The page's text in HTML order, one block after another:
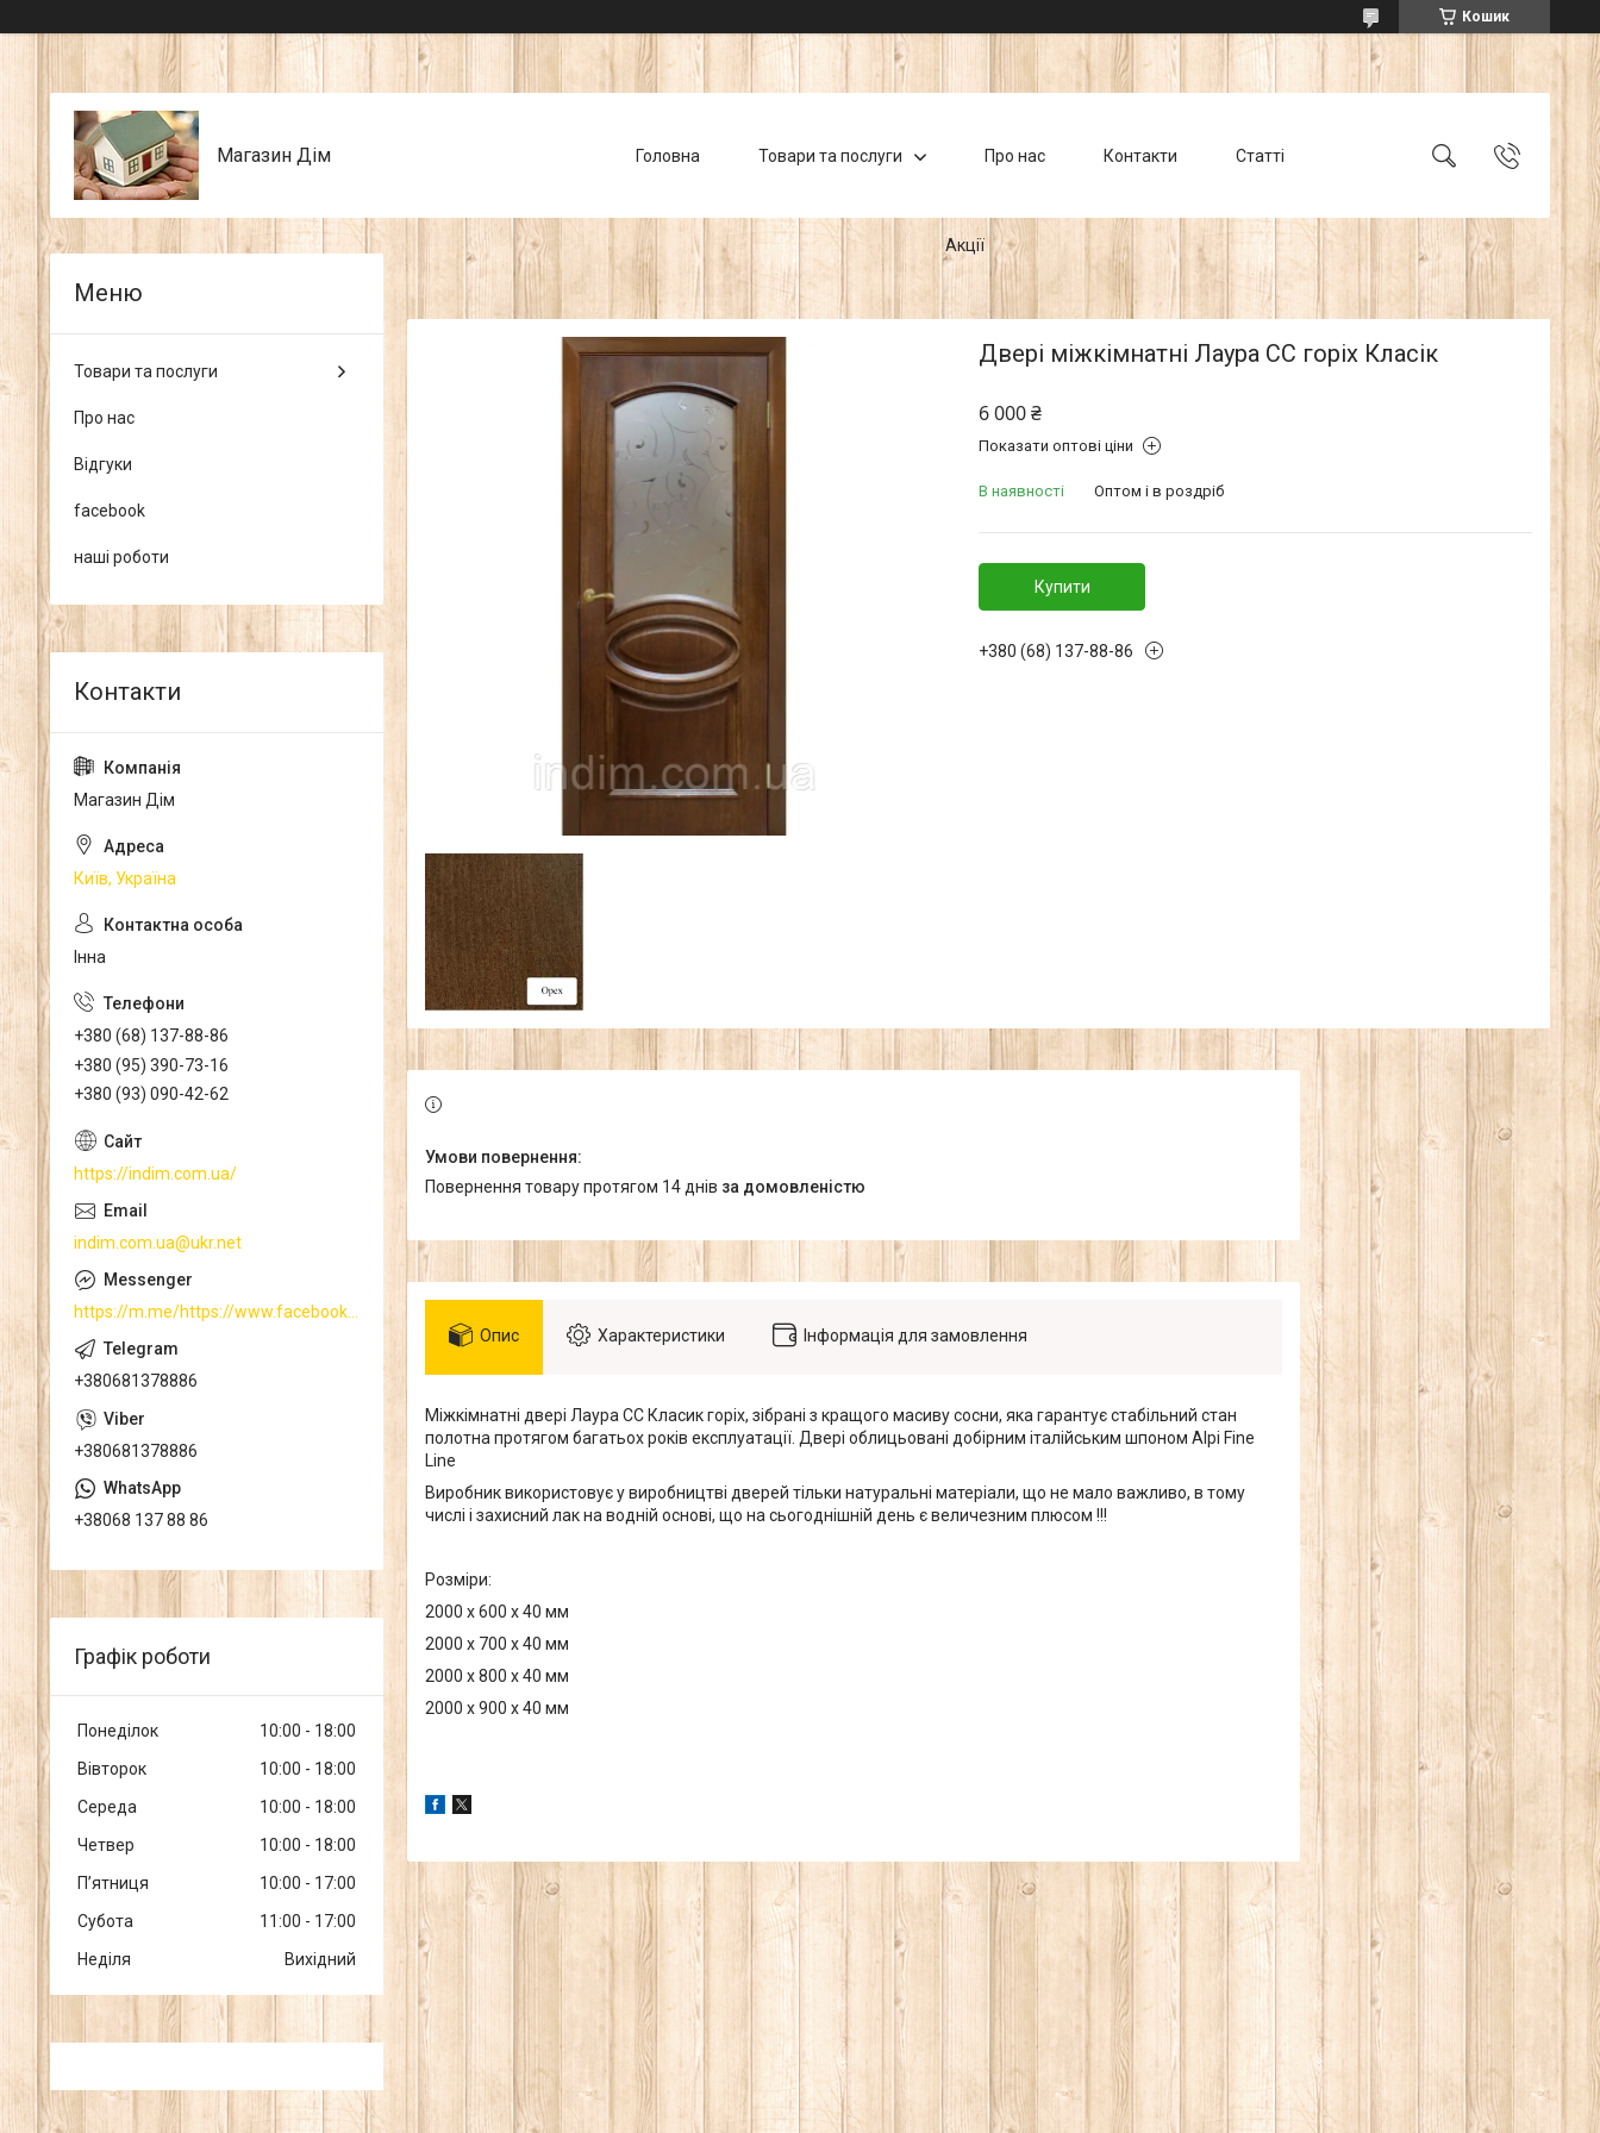
Кошик
Магазин Дім Головна Товари та послуги Про нас Контакти Статті
Акції
Двері міжкімнатні Лаура СС горіх Класік
6 000 ₴
Показати оптові ціни
В наявності Оптом і в роздріб
Купити
+380 (68) 137-88-86
повернення товару протягом 14 днів за домовленістю
Опис Характеристики Інформація для замовлення
Міжкімнатні двері Лаура СС Класик горіх, зібрані з кращого масиву сосни, яка гарантує стабільний стан
полотна протягом багатьох років експлуатації. Двері облицьовані добірним італійським шпоном Alpi Fine
Line
Виробник використовує у виробництві дверей тільки натуральні матеріали, що не мало важливо, в тому
числі і захисний лак на водній основі, що на сьогоднішній день є величезним плюсом !!!
Розміри:
2000 x 600 x 40 мм
2000 x 700 x 40 мм
2000 x 800 x 40 мм
2000 x 900 x 40 мм
Товари та послуги
Про нас
Відгуки
facebook
наші роботи
Магазин Дім
Київ, Україна
Інна
+380 (68) 137-88-86
+380 (95) 390-73-16
+380 (93) 090-42-62
https://indim.com.ua/
indim.com.ua@ukr.net
https://m.me/https://www.facebook.com/
+380681378886
+380681378886
+38068 137 88 86
Графік роботи
Понеділок 10:00
18:00
Вівторок
10:00
18:00
Середа
10:00
18:00
Четвер
10:00
18:00
Пʼятниця
10:00
17:00
Субота
11:00
17:00
Неділя
Вихідний